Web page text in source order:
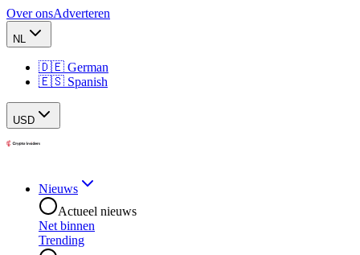
Over onsAdverteren
NL
🇩🇪 German
🇪🇸 Spanish
USD
Nieuws
Actueel nieuws
Net binnen
Trending